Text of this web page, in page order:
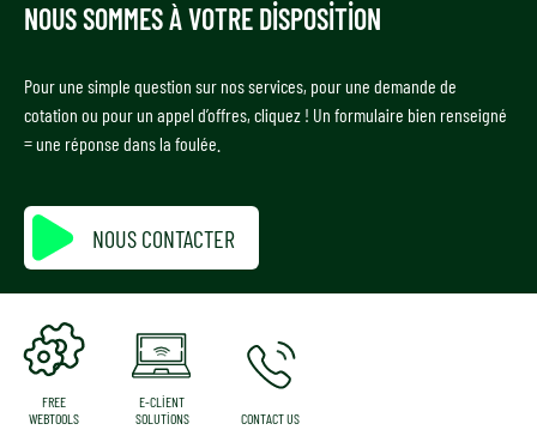
NOUS SOMMES À VOTRE DISPOSITION
Pour une simple question sur nos services, pour une demande de
cotation ou pour un appel d’offres, cliquez ! Un formulaire bien renseigné
= une réponse dans la foulée.
NOUS CONTACTER
FREE
WEBTOOLS
E-CLIENT
SOLUTIONS
CONTACT US